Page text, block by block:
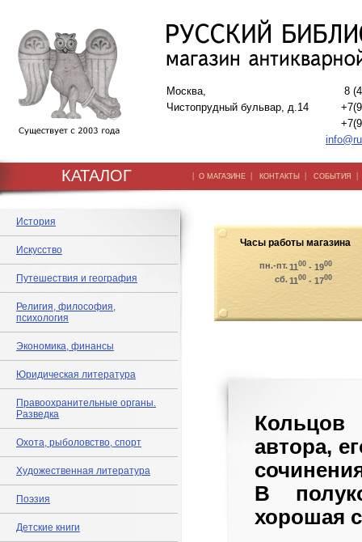
Москва,
Чистопрудный бульвар, д.14
8
КАТАЛОГ | О МАГАЗИНЕ | КОНТАКТЫ | СОБЫТИЯ
История
Искусство
Путешествия и география
Религия, философия,
психология
Экономика, финансы
Юридическая литература
Правоохранительные органы.
Разведка
Охота, рыболовство, спорт
Художественная литература
Поэзия
Детские книги
Часы работы магазина
пн.-пт.1100 - 1900
сб.1100 - 1700
Кольцов
автора,
В
хорошая